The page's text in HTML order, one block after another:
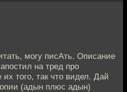
могу писАть. Описание
на тред про
того, так что видел. Дай
(адын плюс адын)